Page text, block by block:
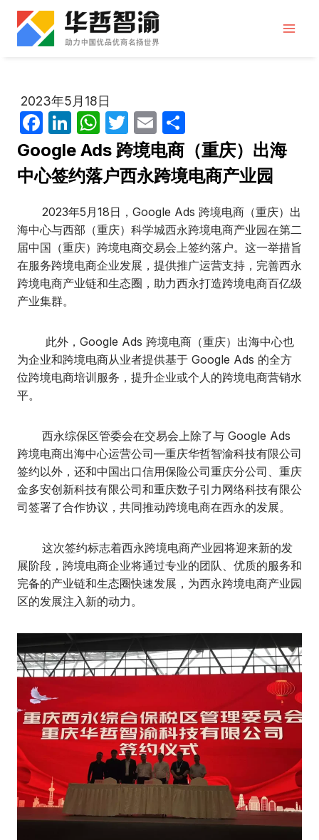
2023年5月18日
F
a
c
e
b
o
o
k
Li
n
k
e
dI
n
W
h
at
s
A
p
p
T
w
itt
er
E
m
ail
享
Google Ads 跨境电商（重庆）出海
中心签约落户西永跨境电商产业园
2023年5月18日，Google Ads 跨境电商（重庆）出
海中心与西部（重庆）科学城西永跨境电商产业园在第二
届中国（重庆）跨境电商交易会上签约落户。这一举措旨
在服务跨境电商企业发展，提供推广运营支持，完善西永
跨境电商产业链和生态圈，助力西永打造跨境电商百亿级
产业集群。
此外，Google Ads 跨境电商（重庆）出海中心也
为企业和跨境电商从业者提供基于 Google Ads 的全方
位跨境电商培训服务，提升企业或个人的跨境电商营销水
平。
西永综保区管委会在交易会上除了与 Google Ads
跨境电商出海中心运营公司—重庆华哲智渝科技有限公司
签约以外，还和中国出口信用保险公司重庆分公司、重庆
金多安创新科技有限公司和重庆数子引力网络科技有限公
司签署了合作协议，共同推动跨境电商在西永的发展。
这次签约标志着西永跨境电商产业园将迎来新的发
展阶段，跨境电商企业将通过专业的团队、优质的服务和
完备的产业链和生态圈快速发展，为西永跨境电商产业园
区的发展注入新的动力。